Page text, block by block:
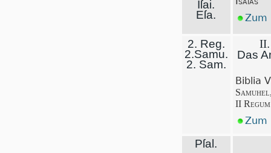
Iſai.
Eſa.
Zum
2. Reg.
2.Samu.
2. Sam.
II
Das
Biblia
II Regum
Zum
Pſal.